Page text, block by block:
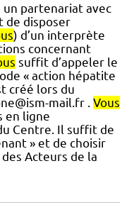
un partenariat avec
de disposer
) d’un interprète
concernant
suffit d’appeler le
« action hépatite
créé lors du
mail.fr . Vous
en ligne
Centre. Il suffit de
» et de choisir
des Acteurs de la